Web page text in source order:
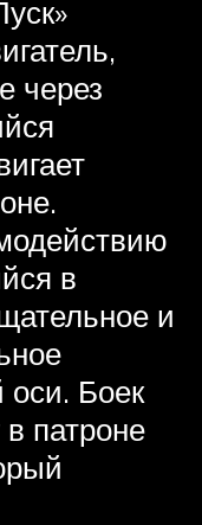
через
в
и
оси. Боек
патроне